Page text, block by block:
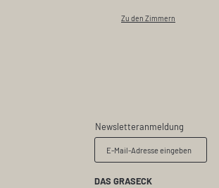
Zu den Zimmern
E-Mail-Adresse eingeben
Newsletteranmeldung
DAS GRASECK